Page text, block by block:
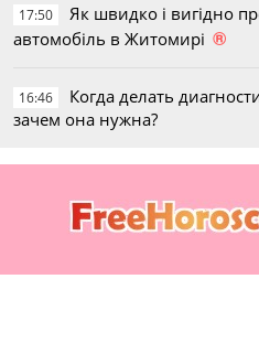
17:50
Як швидко і вигідно
автомобіль в Житомирі ®
16:46
Когда делать
зачем она нужна?